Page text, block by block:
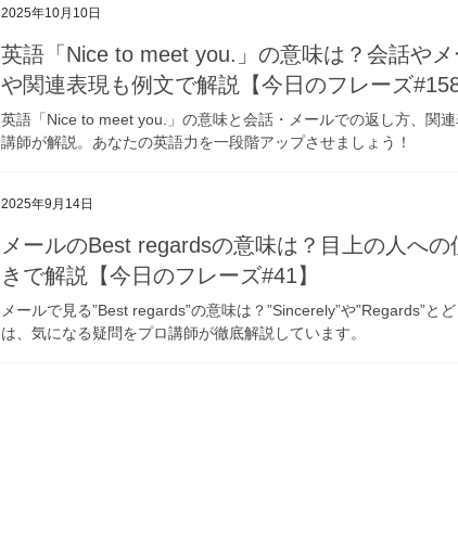
2025年10月10日
英語「Nice to meet you.」の意味は？会話や
や関連表現も例文で解説【今日のフレーズ#158
英語「Nice to meet you.」の意味と会話・メールでの返し方、関
講師が解説。あなたの英語力を一段階アップさせましょう！
2025年9月14日
メールのBest regardsの意味は？目上の人へ
きで解説【今日のフレーズ#41】
メールで見る”Best regards”の意味は？”Sincerely”や”Regards”と
は、気になる疑問をプロ講師が徹底解説しています。